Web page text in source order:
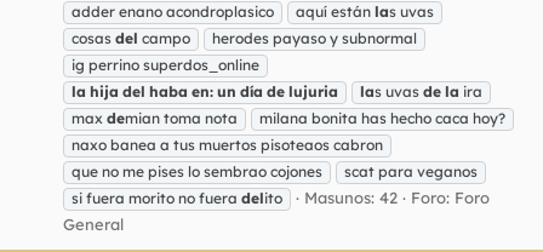
adder enano acondroplasico
aquí están las uvas
cosas del campo
herodes payaso y subnormal
ig perrino superdos_online
la hija del haba en: un día de lujuria las uvas de la ira
max demian toma nota
milana bonita has hecho caca hoy?
naxo banea a tus muertos pisoteaos cabron
que no me pises lo sembrao cojones
scat para veganos
si fuera morito no fuera delito Masunos: 42 Foro: Foro
General